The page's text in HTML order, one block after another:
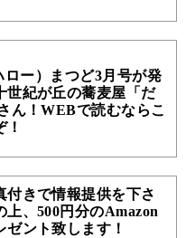
ロー）まつど3月号が発
世紀が丘の蕎麦屋「だ
ん！WEBで読むならこ
付きで情報提供を下さ
上、500円分のAmazon
ゼント致します！